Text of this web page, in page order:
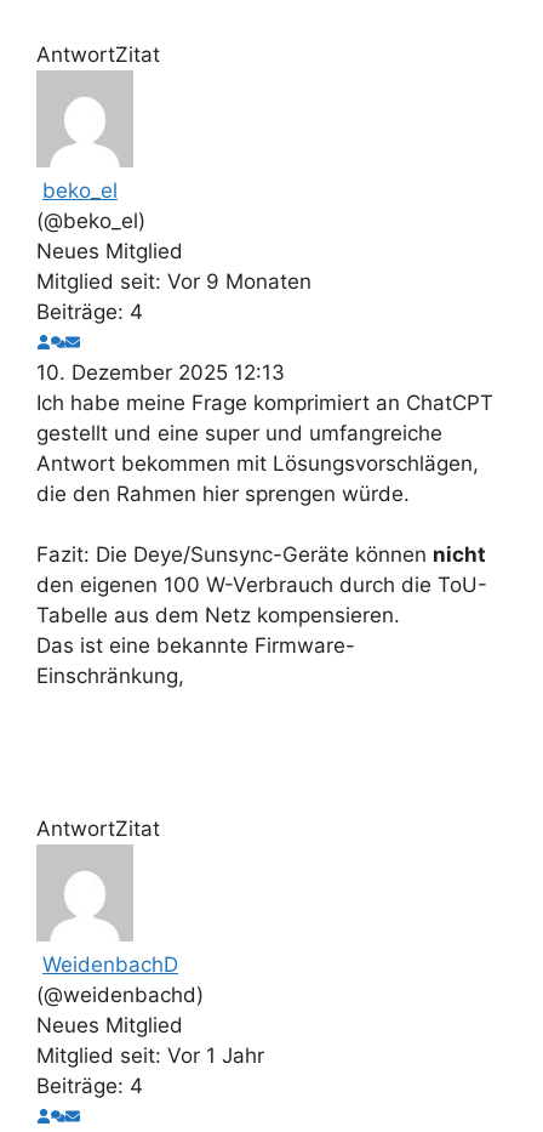
AntwortZitat
beko_el
(@beko_el)
Neues Mitglied
Mitglied seit: Vor 9 Monaten
Beiträge: 4
10. Dezember 2025 12:13
Ich habe meine Frage komprimiert an ChatCPT
gestellt und eine super und umfangreiche
Antwort bekommen mit Lösungsvorschlägen,
die den Rahmen hier sprengen würde.
Fazit: Die Deye/Sunsync-Geräte können nicht
den eigenen 100 W-Verbrauch durch die ToU-
Tabelle aus dem Netz kompensieren.
Das ist eine bekannte Firmware-
Einschränkung,
AntwortZitat
WeidenbachD
(@weidenbachd)
Neues Mitglied
Mitglied seit: Vor 1 Jahr
Beiträge: 4